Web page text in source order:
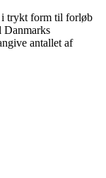
i trykt form til forløb
Danmarks
antallet af